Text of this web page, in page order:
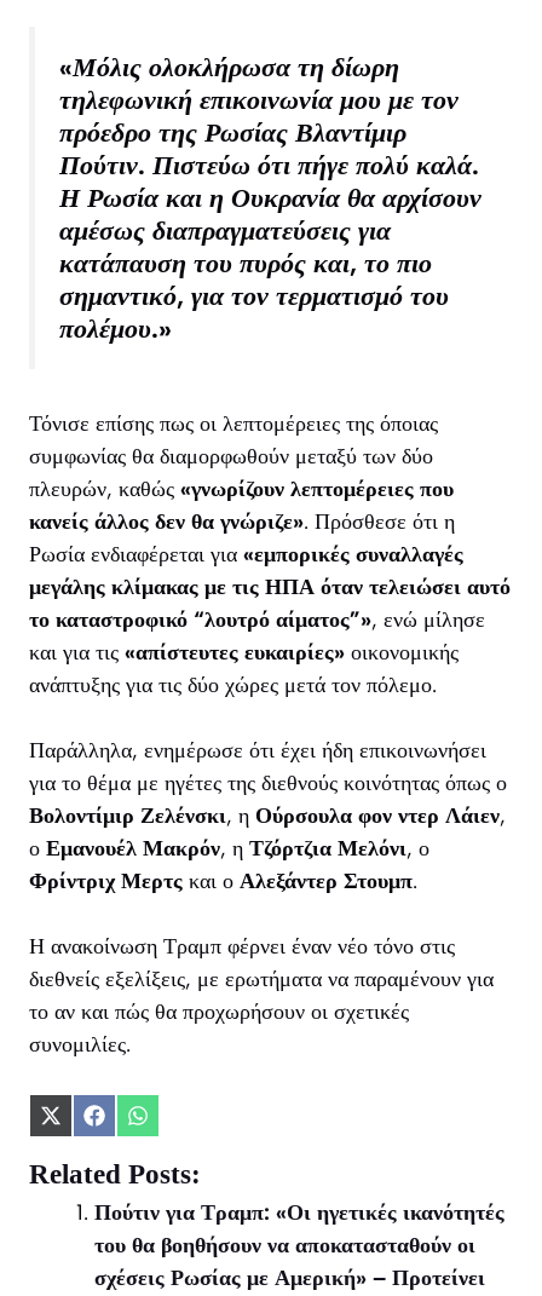
«Μόλις ολοκλήρωσα τη δίωρη
τηλεφωνική επικοινωνία μου με τον
πρόεδρο της Ρωσίας Βλαντίμιρ
Πούτιν. Πιστεύω ότι πήγε πολύ καλά.
Η Ρωσία και η Ουκρανία θα αρχίσουν
αμέσως διαπραγματεύσεις για
κατάπαυση του πυρός και, το πιο
σημαντικό, για τον τερματισμό του
πολέμου.»
Τόνισε επίσης πως οι λεπτομέρειες της όποιας
συμφωνίας θα διαμορφωθούν μεταξύ των δύο
πλευρών, καθώς «γνωρίζουν λεπτομέρειες που
κανείς άλλος δεν θα γνώριζε». Πρόσθεσε ότι η
Ρωσία ενδιαφέρεται για «εμπορικές συναλλαγές
μεγάλης κλίμακας με τις ΗΠΑ όταν τελειώσει αυτό
το καταστροφικό “λουτρό αίματος”», ενώ μίλησε
και για τις «απίστευτες ευκαιρίες» οικονομικής
ανάπτυξης για τις δύο χώρες μετά τον πόλεμο.
Παράλληλα, ενημέρωσε ότι έχει ήδη επικοινωνήσει
για το θέμα με ηγέτες της διεθνούς κοινότητας όπως ο
Βολοντίμιρ Ζελένσκι, η Ούρσουλα φον ντερ Λάιεν,
ο Εμανουέλ Μακρόν, η Τζόρτζια Μελόνι, ο
Φρίντριχ Μερτς και ο Αλεξάντερ Στουμπ.
Η ανακοίνωση Τραμπ φέρνει έναν νέο τόνο στις
διεθνείς εξελίξεις, με ερωτήματα να παραμένουν για
το αν και πώς θα προχωρήσουν οι σχετικές
συνομιλίες.
Share
X
(Twitter)
Share
Facebook
Share
WhatsApp
Related Posts:
Πούτιν για Τραμπ: «Οι ηγετικές ικανότητές
του θα βοηθήσουν να αποκατασταθούν οι
σχέσεις Ρωσίας με Αμερική» – Προτείνει